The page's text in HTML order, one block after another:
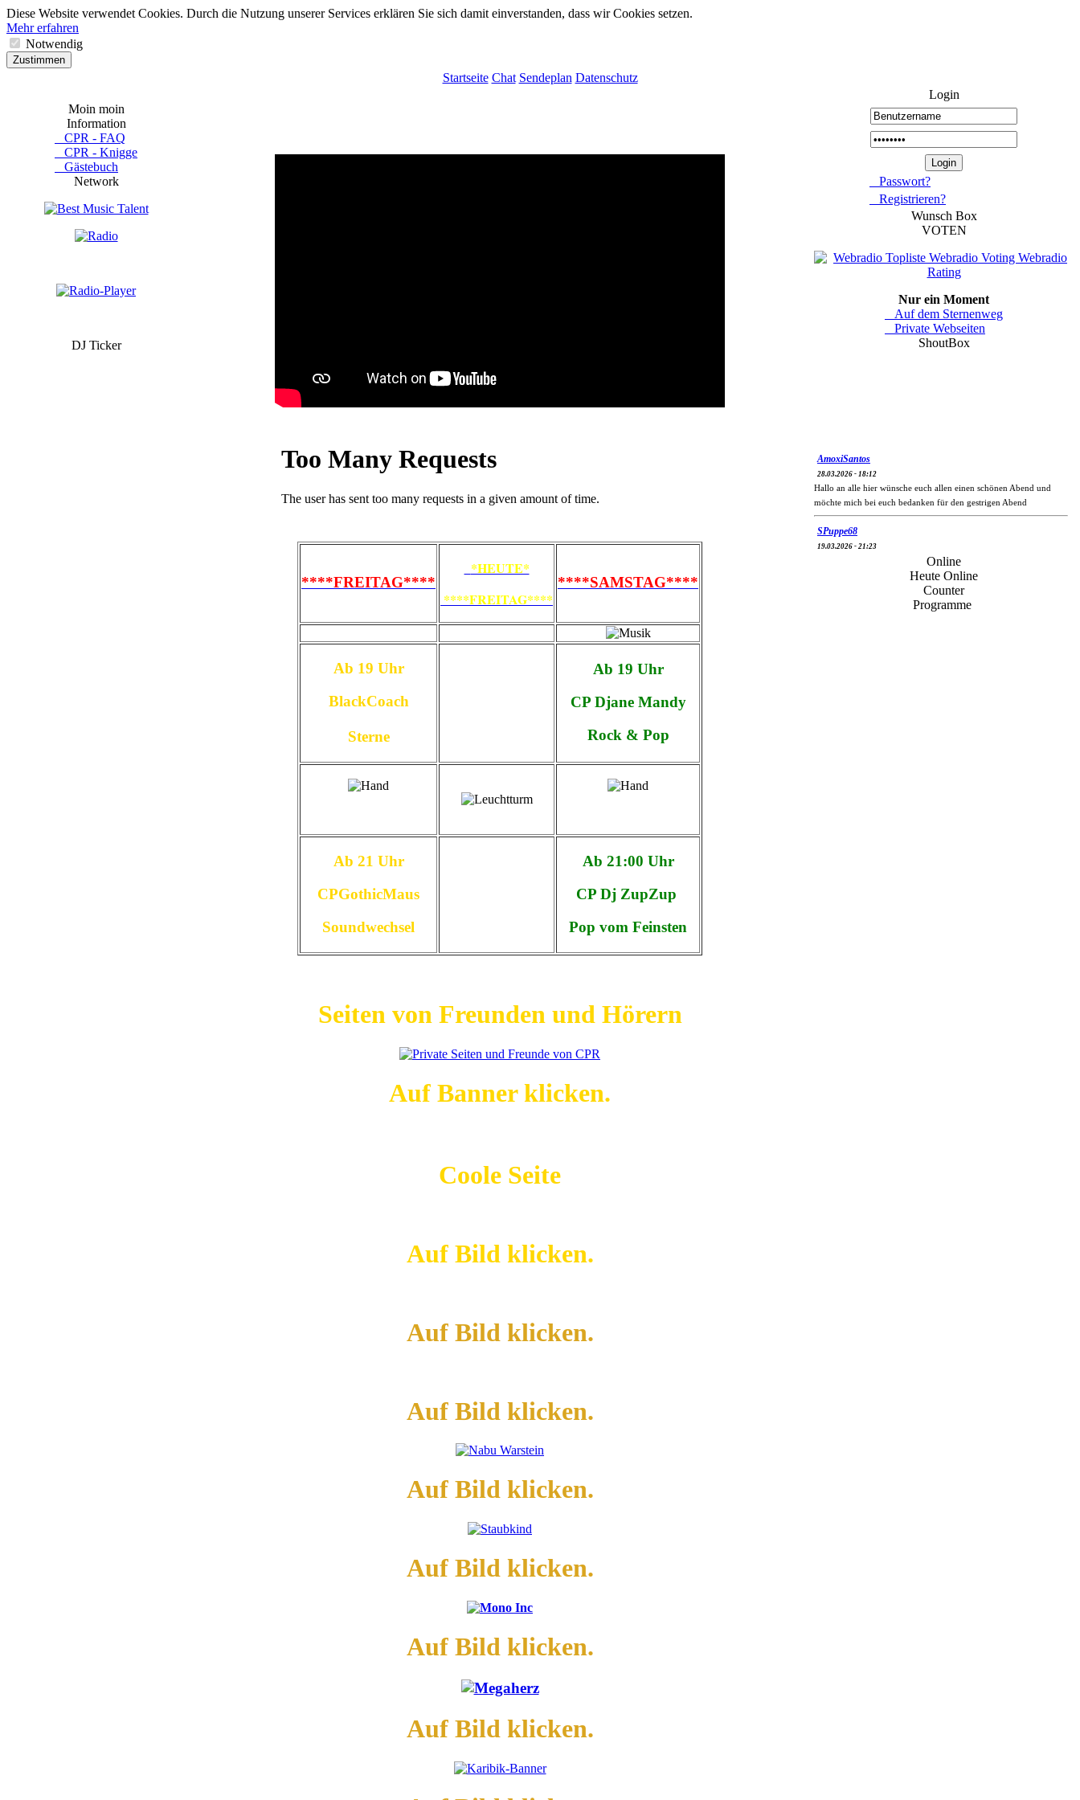
Diese Website verwendet Cookies. Durch die Nutzung unserer Services erklären Sie sich damit einverstanden, dass wir Cookies setzen.
Mehr erfahren
Notwendig
Zustimmen
Startseite Chat Sendeplan Datenschutz
Moin moin
Information
CPR - FAQ
CPR - Knigge
Gästebuch
Network
DJ Ticker
****FREITAG****
*HEUTE*
****FREITAG****
****SAMSTAG****
Ab 19 Uhr
BlackCoach
Sterne
Ab 19 Uhr
CP Djane Mandy
Rock & Pop
Ab 21 Uhr
CPGothicMaus
Soundwechsel
Ab 21:00 Uhr
CP Dj ZupZup
Pop vom Feinsten
Seiten von Freunden und Hörern
Auf Banner klicken.
Coole Seite
Auf Bild klicken.
Auf Bild klicken.
Auf Bild klicken.
Auf Bild klicken.
Auf Bild klicken.
Auf Bild klicken.
Auf Bild klicken.
Login
Passwort?
Registrieren?
Wunsch Box
VOTEN
Nur ein Moment
Auf dem Sternenweg
Private Webseiten
ShoutBox
19.03.2026 - 21:23
Alles Gute für 2026.Hab euch auf's Konto 2026, 365 Tage Liebe
Online
Heute Online
Counter
Programme